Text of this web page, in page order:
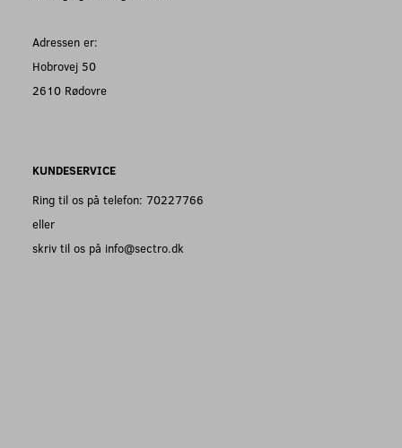
Adressen er:
Hobrovej 50
2610 Rødovre
KUNDESERVICE
Ring til os på telefon: 70227766
eller
skriv til os på info@sectro.dk